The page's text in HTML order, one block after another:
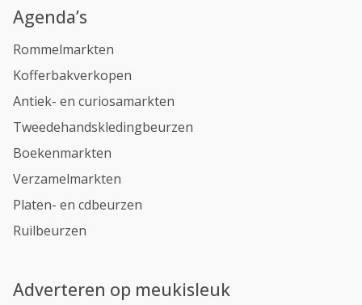
Agenda’s
Rommelmarkten
Kofferbakverkopen
Antiek- en curiosamarkten
Tweedehandskledingbeurzen
Boekenmarkten
Verzamelmarkten
Platen- en cdbeurzen
Ruilbeurzen
Adverteren op meukisleuk